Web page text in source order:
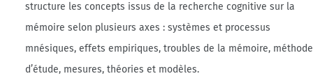
structure les concepts issus de la recherche cognitive sur la
mémoire selon plusieurs axes : systèmes et processus
mnésiques, effets empiriques, troubles de la mémoire,
d’étude, mesures, théories et modèles.